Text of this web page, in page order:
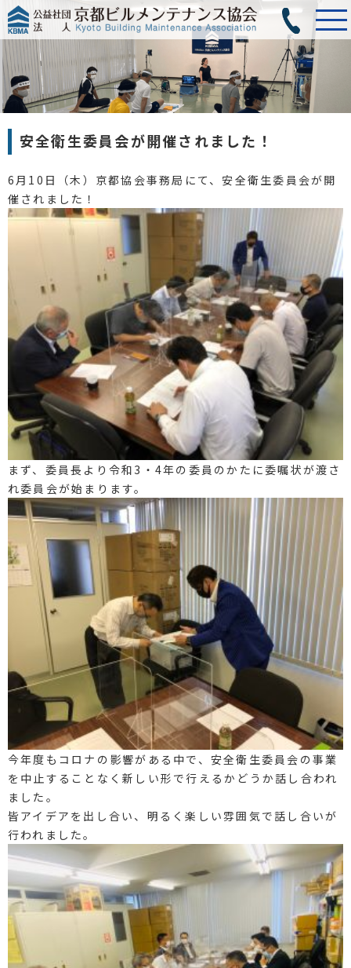
安全衛生委員会が開催されました！
6月10日（木）京都協会事務局にて、安全衛生委員会が開
催されました！
まず、委員長より令和3・4年の委員のかたに委嘱状が渡さ
れ委員会が始まります。
今年度もコロナの影響がある中で、安全衛生委員会の事業
を中止することなく新しい形で行えるかどうか話し合われ
ました。
皆アイデアを出し合い、明るく楽しい雰囲気で話し合いが
行われました。